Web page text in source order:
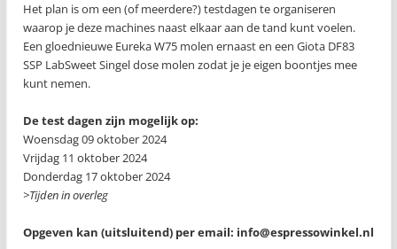
Het plan is om een (of meerdere?) testdagen te organiseren
waarop je deze machines naast elkaar aan de tand kunt voelen.
Een gloednieuwe Eureka W75 molen ernaast en een Giota DF83
SSP LabSweet Singel dose molen zodat je je eigen boontjes mee
kunt nemen.
De test dagen zijn mogelijk op:
Woensdag 09 oktober 2024
Vrijdag 11 oktober 2024
Donderdag 17 oktober 2024
>Tijden in overleg
Opgeven kan (uitsluitend) per email: info@espressowinkel.nl